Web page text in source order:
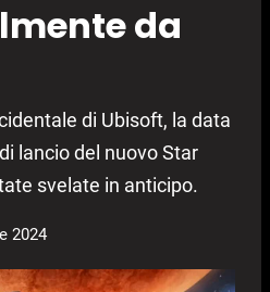
da
di Ubisoft, la data
lancio del nuovo Star
svelate in anticipo.
2024